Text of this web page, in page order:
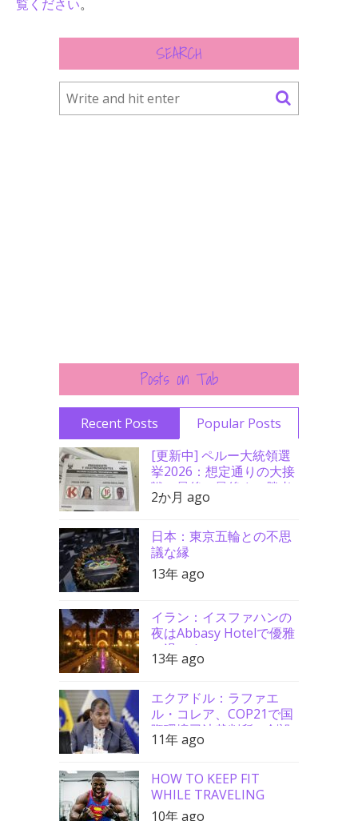
覧ください。
SEARCH
Posts on Tab
Recent Posts
Popular Posts
[更新中] ペルー大統領選
挙2026：想定通りの大接
戦、最後の最後まで勝者
分からず
2か月 ago
日本：東京五輪との不思
議な縁
13年 ago
イラン：イスファハンの
夜はAbbasy Hotelで優雅
に過ごす
13年 ago
エクアドル：ラファエ
ル・コレア、COP21で国
際環境司法裁判所の創設
を要請
11年 ago
HOW TO KEEP FIT
WHILE TRAVELING
10年 ago